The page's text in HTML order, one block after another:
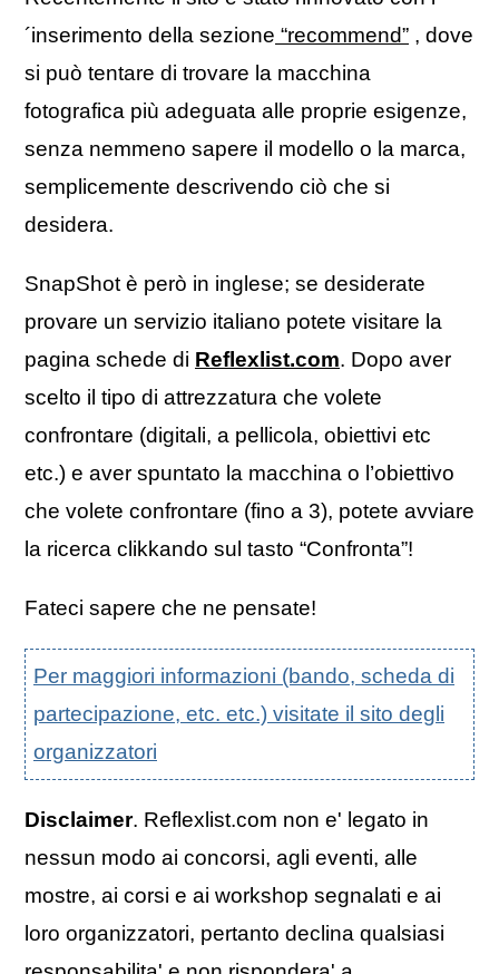
´inserimento della sezione “recommend” , dove
si può tentare di trovare la macchina
fotografica più adeguata alle proprie esigenze,
senza nemmeno sapere il modello o la marca,
semplicemente descrivendo ciò che si
desidera.
SnapShot è però in inglese; se desiderate
provare un servizio italiano potete visitare la
pagina schede di Reflexlist.com. Dopo aver
scelto il tipo di attrezzatura che volete
confrontare (digitali, a pellicola, obiettivi etc
etc.) e aver spuntato la macchina o l’obiettivo
che volete confrontare (fino a 3), potete avviare
la ricerca clikkando sul tasto “Confronta”!
Fateci sapere che ne pensate!
Per maggiori informazioni (bando, scheda di
partecipazione, etc. etc.) visitate il sito degli
organizzatori
Disclaimer. Reflexlist.com non e' legato in
nessun modo ai concorsi, agli eventi, alle
mostre, ai corsi e ai workshop segnalati e ai
loro organizzatori, pertanto declina qualsiasi